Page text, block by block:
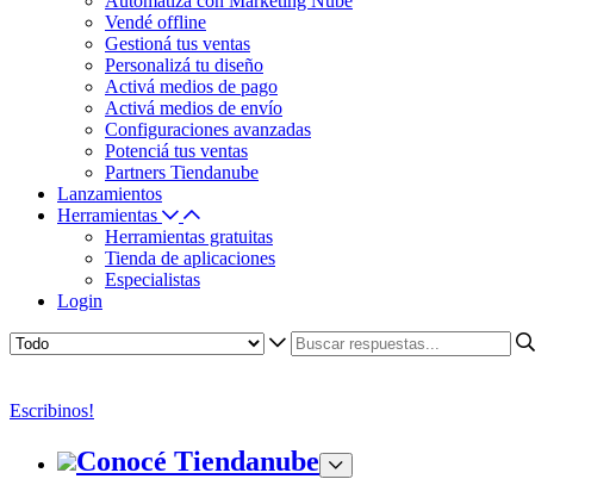
Vendé offline
Gestioná tus ventas
Personalizá tu diseño
Activá medios de pago
Activá medios de envío
Configuraciones avanzadas
Potenciá tus ventas
Partners Tiendanube
Lanzamientos
Herramientas
Herramientas gratuitas
Tienda de aplicaciones
Especialistas
Login
Escribinos!
Conocé Tiendanube